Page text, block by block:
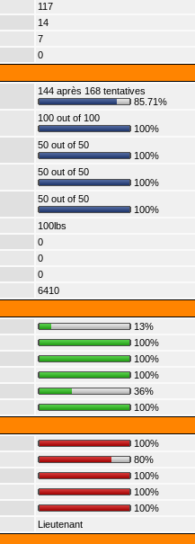
117
14
7
0
144 après 168 tentatives
85.71%
100 out of 100
100%
50 out of 50
100%
50 out of 50
100%
50 out of 50
100%
100lbs
0
0
0
6410
13%
100%
100%
100%
36%
100%
100%
80%
100%
100%
100%
Lieutenant